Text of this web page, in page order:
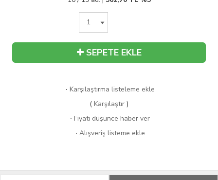
SEPETE EKLE
· Karşılaştırma listeleme ekle
( Karşılaştır )
· Fiyatı düşünce haber ver
· Alışveriş listeme ekle